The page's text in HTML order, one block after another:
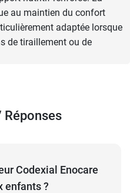
Les essentiels .
au maintien du confort
adaptée lorsque
de tiraillement ou de
Réponses
Codexial Enocare
enfants ?